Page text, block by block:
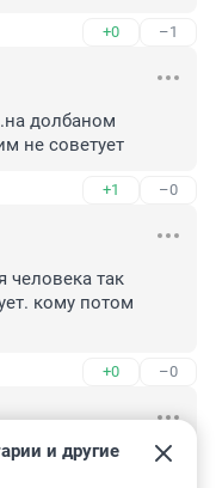
+0 –1
долбаном
не советует
+1 –0
человека так
кому потом
+0 –0
и другие